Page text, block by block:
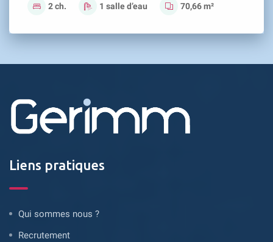
2 ch. 1 salle d’eau 70,66 m²
Liens pratiques
Qui sommes nous ?
Recrutement